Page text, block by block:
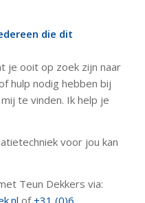
die dit
je ooit op zoek zijn naar
hulp nodig hebben bij
te vinden. Ik help je
voor jou kan
Teun Dekkers via:
of+31 (0)6